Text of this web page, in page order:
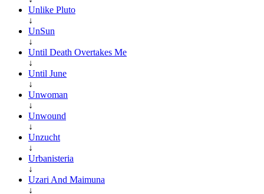
Unlike Pluto
↓
UnSun
↓
Until Death Overtakes Me
↓
Until June
↓
Unwoman
↓
Unwound
↓
Unzucht
↓
Urbanisteria
↓
Uzari And Maimuna
↓